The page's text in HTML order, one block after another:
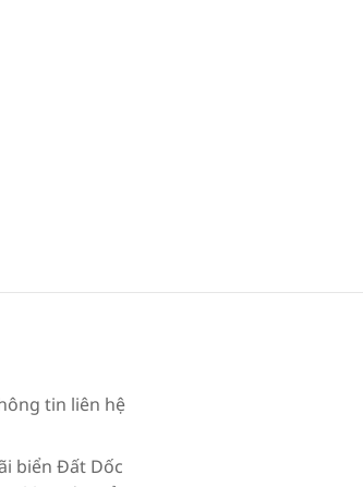
tin liên hệ
biển Đất Dốc